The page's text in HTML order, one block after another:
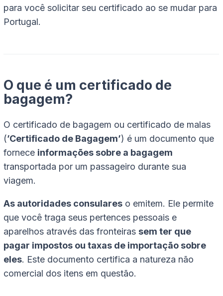
para você solicitar seu certificado ao se mudar para
Portugal.
O que é um certificado de
bagagem?
O certificado de bagagem ou certificado de malas
(’Certificado de Bagagem’) é um documento que
fornece informações sobre a bagagem
transportada por um passageiro durante sua
viagem.
As autoridades consulares o emitem. Ele permite
que você traga seus pertences pessoais e
aparelhos através das fronteiras sem ter que
pagar impostos ou taxas de importação sobre
eles. Este documento certifica a natureza não
comercial dos itens em questão.